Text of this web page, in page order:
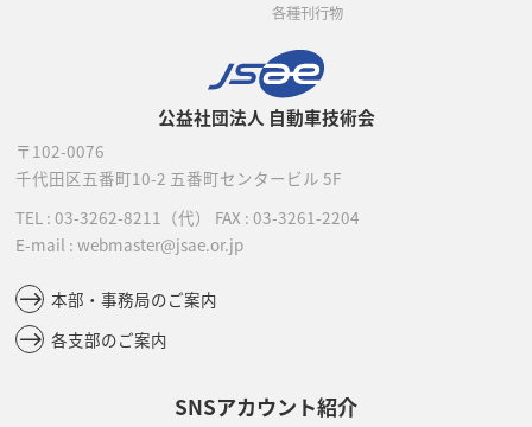
公益社団法人 自動車技術会
〒102-0076
千代田区五番町10-2 五番町センタービル 5F
TEL : 03-3262-8211 （代） FAX : 03-3261-2204
E-mail : webmaster@jsae.or.jp
本部・事務局のご案内
各支部のご案内
SNSアカウント紹介
各種刊行物